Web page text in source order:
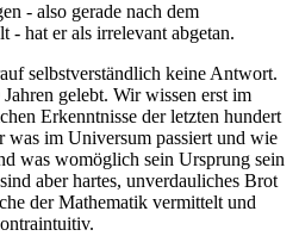
- also gerade nach dem
- hat er als irrelevant abgetan.
selbstverständlich keine Antwort.
gelebt. Wir wissen erst im
Erkenntnisse der letzten hundert
was im Universum passiert und wie
was womöglich sein Ursprung sein
aber hartes, unverdauliches Brot
der Mathematik vermittelt und